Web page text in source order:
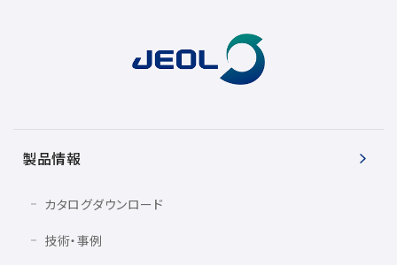
お客様紹介 / 開発秘話
お薦め消耗品
製品情報
カタログダウンロード
技術・事例